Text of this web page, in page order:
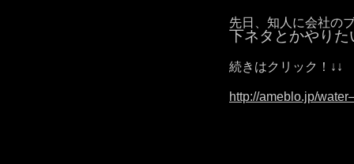
先日、知人に会社の
下ネタとかやりた
続きはクリック！↓↓
http://ameblo.jp/